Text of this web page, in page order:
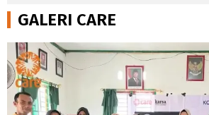
GALERI CARE